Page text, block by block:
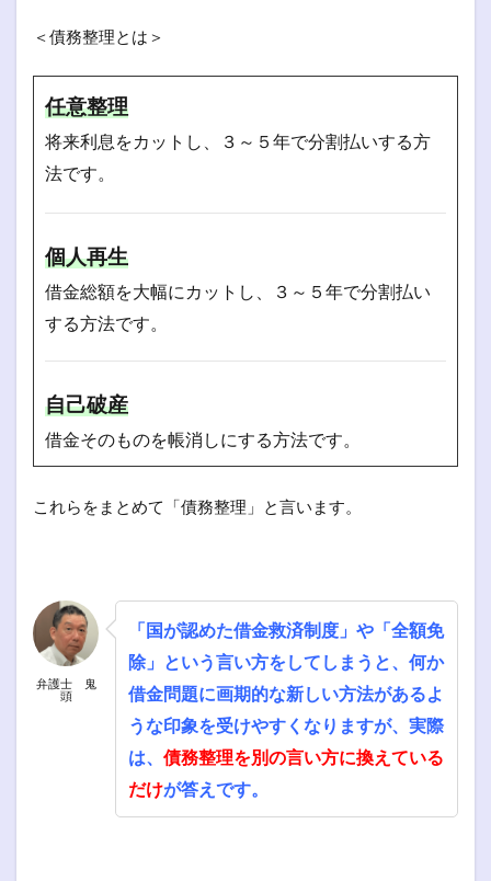
＜債務整理とは＞
任意整理
将来利息をカットし、３～５年で分割払いする方
法です。
個人再生
借金総額を大幅にカットし、３～５年で分割払い
する方法です。
自己破産
借金そのものを帳消しにする方法です。
これらをまとめて「債務整理」と言います。
弁護士 鬼
頭
「国が認めた借金救済制度」や「全額免
除」という言い方をしてしまうと、何か
借金問題に画期的な新しい方法があるよ
うな印象を受けやすくなりますが、実際
は、 債務整理を別の言い方に換えている
だけが答えです。